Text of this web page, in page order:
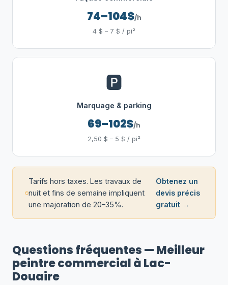
74–104$/h
4 $ – 7 $ / pi²
🅿️
Marquage & parking
69–102$/h
2,50 $ – 5 $ / pi²
Tarifs hors taxes. Les travaux de
nuit et fins de semaine impliquent
une majoration de 20–35%.
Obtenez un
devis précis
gratuit →
Questions fréquentes — Meilleur
peintre commercial à Lac-
Douaire